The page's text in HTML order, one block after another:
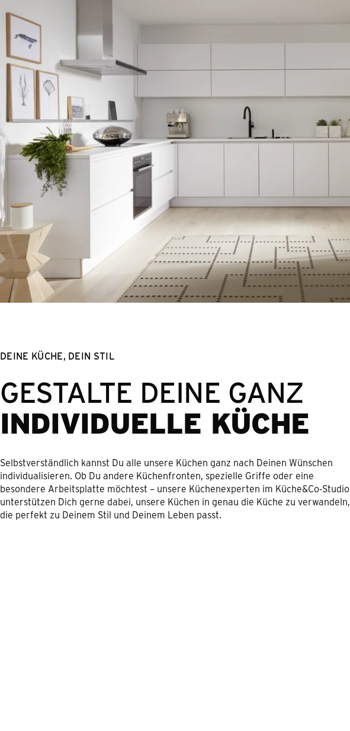
DEINE KÜCHE, DEIN STIL
GESTALTE DEINE GANZ
INDIVIDUELLE KÜCHE
Selbstverständlich kannst Du alle unsere Küchen ganz nach Deinen Wünschen
individualisieren. Ob Du andere Küchenfronten, spezielle Griffe oder eine
besondere Arbeitsplatte möchtest – unsere Küchenexperten im Küche&Co-Studio
unterstützen Dich gerne dabei, unsere Küchen in genau die Küche zu verwandeln,
die perfekt zu Deinem Stil und Deinem Leben passt.